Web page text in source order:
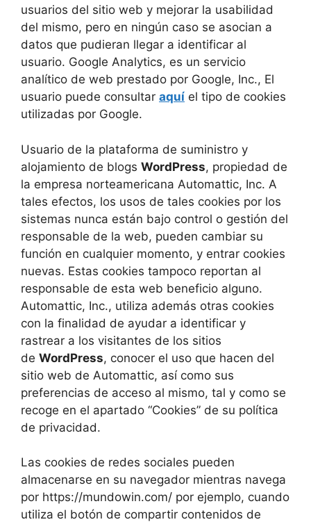
usuarios del sitio web y mejorar la usabilidad
del mismo, pero en ningún caso se asocian a
datos que pudieran llegar a identificar al
usuario. Google Analytics, es un servicio
analítico de web prestado por Google, Inc., El
usuario puede consultar aquí el tipo de cookies
utilizadas por Google.
Usuario de la plataforma de suministro y
alojamiento de blogs WordPress, propiedad de
la empresa norteamericana Automattic, Inc. A
tales efectos, los usos de tales cookies por los
sistemas nunca están bajo control o gestión del
responsable de la web, pueden cambiar su
función en cualquier momento, y entrar cookies
nuevas. Estas cookies tampoco reportan al
responsable de esta web beneficio alguno.
Automattic, Inc., utiliza además otras cookies
con la finalidad de ayudar a identificar y
rastrear a los visitantes de los sitios
de WordPress, conocer el uso que hacen del
sitio web de Automattic, así como sus
preferencias de acceso al mismo, tal y como se
recoge en el apartado “Cookies” de su política
de privacidad.
Las cookies de redes sociales pueden
almacenarse en su navegador mientras navega
por https://mundowin.com/ por ejemplo, cuando
utiliza el botón de compartir contenidos de